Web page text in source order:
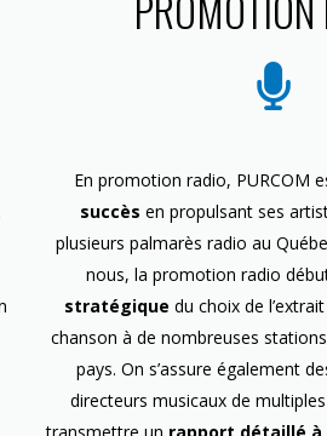
En promotion radio, PURCOM
succès en propulsant ses
plusieurs palmarès radio au
nous, la promotion radio
stratégique du choix de
chanson à de nombreuses
pays. On s’assure également
directeurs musicaux de